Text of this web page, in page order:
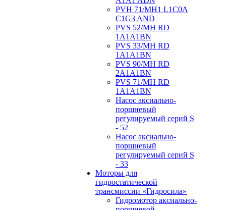
PVH 71/MH1 L1C0A
C1G3 AND
PVS 52/MH RD
1A1A1BN
PVS 33/MH RD
1A1A1BN
PVS 90/MH RD
2A1A1BN
PVS 71/MH RD
1A1A1BN
Hасос аксиально-
поршневый
регулируемый серий S
- 52
Hасос аксиально-
поршневый
регулируемый серий S
- 33
Моторы для
гидростатической
трансмиссии «Гидросила»
Гидромотор аксиально-